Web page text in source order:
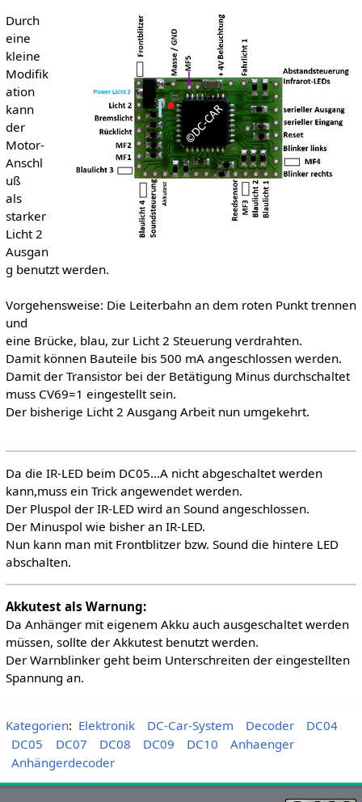
Durch
eine
kleine
Modifik
ation
kann
der
Motor-
Anschl
uß
als
starker
Licht 2
Ausgan
g benutzt werden.
Vorgehensweise: Die Leiterbahn an dem roten Punkt trennen
und
eine Brücke, blau, zur Licht 2 Steuerung verdrahten.
Damit können Bauteile bis 500 mA angeschlossen werden.
Damit der Transistor bei der Betätigung Minus durchschaltet
muss CV69=1 eingestellt sein.
Der bisherige Licht 2 Ausgang Arbeit nun umgekehrt.
Da die IR-LED beim DC05...A nicht abgeschaltet werden
kann,muss ein Trick angewendet werden.
Der Pluspol der IR-LED wird an Sound angeschlossen.
Der Minuspol wie bisher an IR-LED.
Nun kann man mit Frontblitzer bzw. Sound die hintere LED
abschalten.
Akkutest als Warnung:
Da Anhänger mit eigenem Akku auch ausgeschaltet werden
müssen, sollte der Akkutest benutzt werden.
Der Warnblinker geht beim Unterschreiten der eingestellten
Spannung an.
Kategorien: Elektronik DC-Car-System Decoder
DC04
DC05
DC07 DC08 DC09 DC10
Anhaenger
Anhängerdecoder